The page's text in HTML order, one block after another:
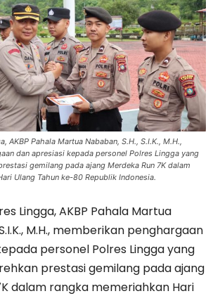
AKBP Pahala Martua Nababan, S.H., S.I.K., M.H.,
dan apresiasi kepada personel Polres Lingga yang
gemilang pada ajang Merdeka Run 7K dalam
Ulang Tahun ke-80 Republik Indonesia.
Lingga, AKBP Pahala Martua
M.H., memberikan penghargaan
personel Polres Lingga yang
prestasi gemilang pada ajang
dalam rangka memeriahkan Hari